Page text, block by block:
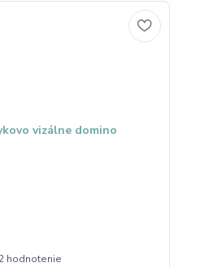
2 hodnotenie